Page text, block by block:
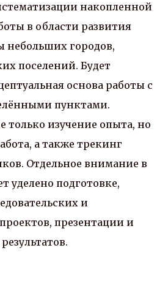
накопленной
в области развития
небольших городов,
поселений. Будет
основа работы с
пунктами.
только изучение опыта, но
а также трекинг
Отдельное внимание в
уделено подготовке,
и
презентации и